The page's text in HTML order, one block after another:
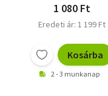
1 080 Ft
Eredeti ár: 1 199 Ft
Kosárba
2 - 3 munkanap